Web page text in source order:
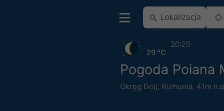
Pogoda Poiana
Okręg Dolj, Rumunia, 41m
29 °C
20:20